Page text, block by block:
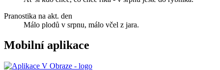
Pranostika na akt. den
Málo plodů v srpnu, málo včel z jara.
Mobilní aplikace